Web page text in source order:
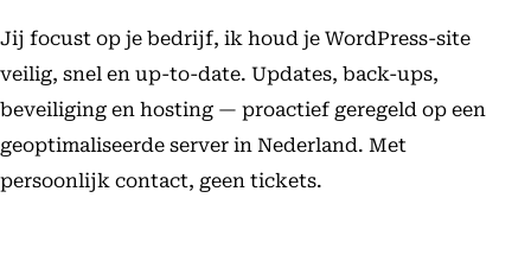
Jij focust op je bedrijf, ik houd je WordPress-site
veilig, snel en up-to-date. Updates, back-ups,
beveiliging en hosting — proactief geregeld op een
geoptimaliseerde server in Nederland. Met
persoonlijk contact, geen tickets.